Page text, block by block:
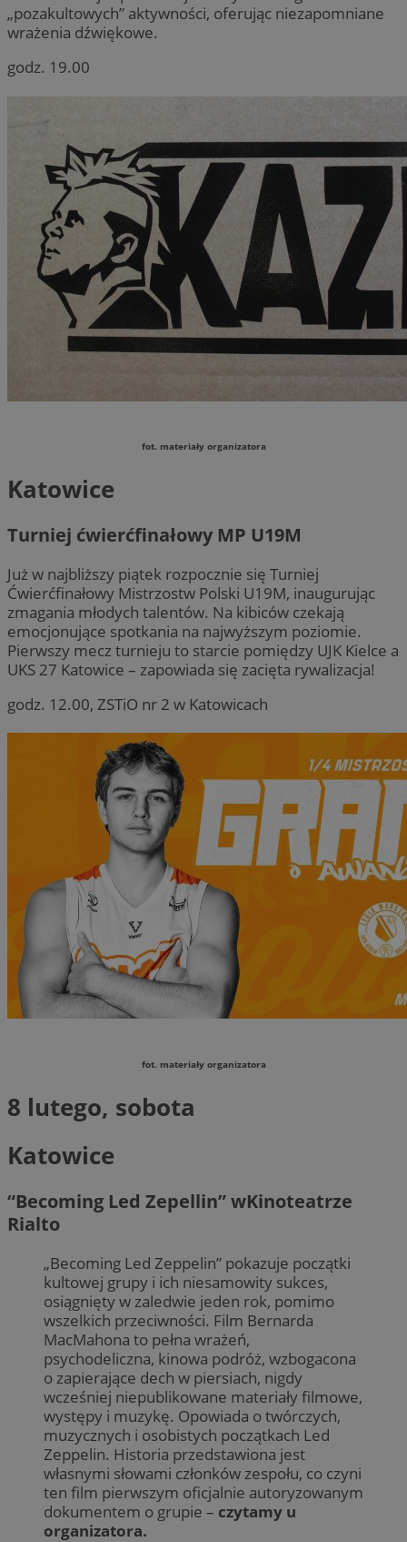
„pozakultowych” aktywności, oferując niezapomniane
wrażenia dźwiękowe.
godz. 19.00
fot. materiały organizatora
Katowice
Turniej ćwierćfinałowy MP U19M
Już w najbliższy piątek rozpocznie się Turniej
Ćwierćfinałowy Mistrzostw Polski U19M, inaugurując
zmagania młodych talentów. Na kibiców czekają
emocjonujące spotkania na najwyższym poziomie.
Pierwszy mecz turnieju to starcie pomiędzy UJK Kielce a
UKS 27 Katowice – zapowiada się zacięta rywalizacja!
godz. 12.00, ZSTiO nr 2 w Katowicach
fot. materiały organizatora
8 lutego, sobota
Katowice
“Becoming Led Zepellin” wKinoteatrze
Rialto
„Becoming Led Zeppelin” pokazuje początki
kultowej grupy i ich niesamowity sukces,
osiągnięty w zaledwie jeden rok, pomimo
wszelkich przeciwności. Film Bernarda
MacMahona to pełna wrażeń,
psychodeliczna, kinowa podróż, wzbogacona
o zapierające dech w piersiach, nigdy
wcześniej niepublikowane materiały filmowe,
występy i muzykę. Opowiada o twórczych,
muzycznych i osobistych początkach Led
Zeppelin. Historia przedstawiona jest
własnymi słowami członków zespołu, co czyni
ten film pierwszym oficjalnie autoryzowanym
dokumentem o grupie – czytamy u
organizatora.